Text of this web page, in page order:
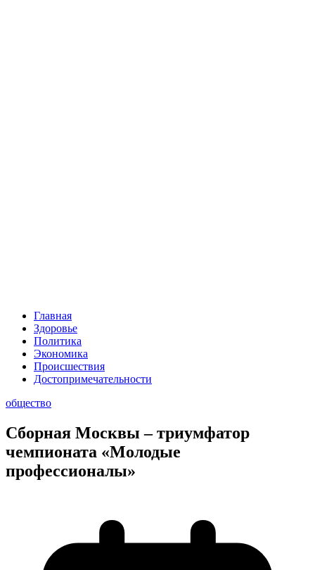
Главная
Здоровье
Политика
Экономика
Происшествия
Достопримечательности
общество
Сборная Москвы – триумфатор
чемпионата «Молодые
профессионалы»